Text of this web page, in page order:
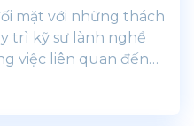
mặt với những thách
trì kỹ sư lành nghề
việc liên quan đến